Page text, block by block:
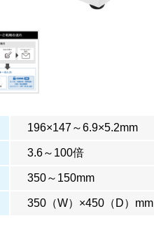
196×147～6.9×5.2mm
3.6～100倍
350～150mm
350（W）×450（D）mm